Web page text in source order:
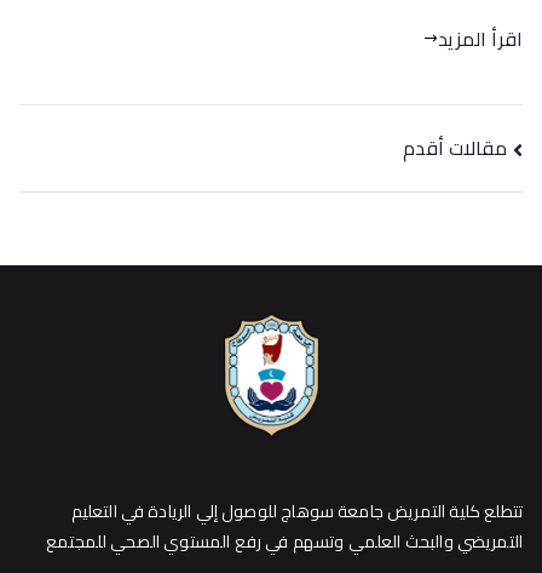
اقرأ المزيد
مقالات أقدم
تتطلع كلية التمريض جامعة سوهاج للوصول إلي الريادة في التعليم
التمريضي والبحث العلمي وتسهم في رفع المستوي الصحي للمجتمع